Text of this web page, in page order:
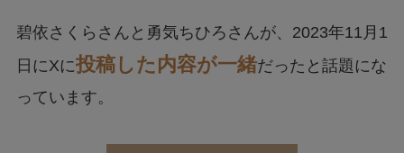
碧依さくらさんと勇気ちひろさんが、2023年11月1
日にXに投稿した内容が一緒だったと話題にな
っています。